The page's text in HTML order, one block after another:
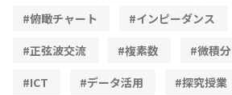
俯瞰チャート
インピーダンス
正弦波交流
複素数 微積分
ICT
データ活用
探究授業